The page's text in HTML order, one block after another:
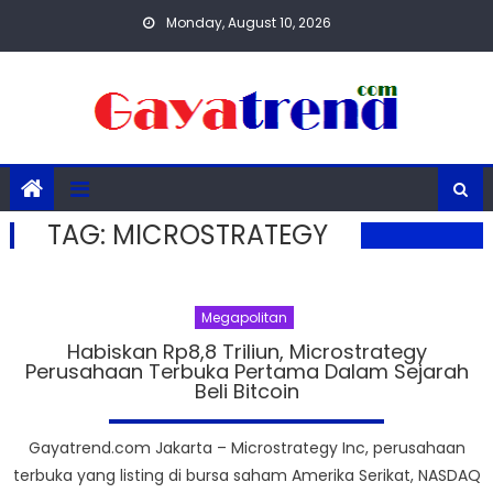
Monday, August 10, 2026
TAG: MICROSTRATEGY
Megapolitan
Habiskan Rp8,8 Triliun, Microstrategy
Perusahaan Terbuka Pertama Dalam Sejarah
Beli Bitcoin
Gayatrend.com Jakarta – Microstrategy Inc, perusahaan
terbuka yang listing di bursa saham Amerika Serikat, NASDAQ